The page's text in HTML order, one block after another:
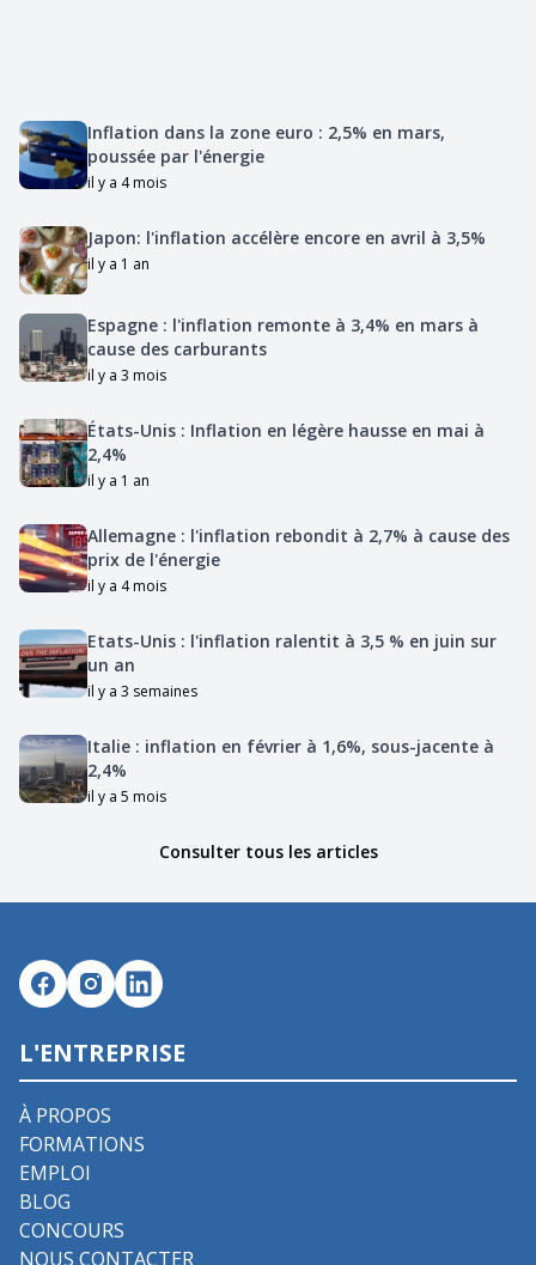
Inflation dans la zone euro : 2,5% en mars,
poussée par l'énergie
il y a 4 mois
Japon: l'inflation accélère encore en avril à 3,5%
il y a 1 an
Espagne : l'inflation remonte à 3,4% en mars à
cause des carburants
il y a 3 mois
États-Unis : Inflation en légère hausse en mai à
2,4%
il y a 1 an
Allemagne : l'inflation rebondit à 2,7% à cause des
prix de l'énergie
il y a 4 mois
Etats-Unis : l'inflation ralentit à 3,5 % en juin sur
un an
il y a 3 semaines
Italie : inflation en février à 1,6%, sous-jacente à
2,4%
il y a 5 mois
Consulter tous les articles
L'ENTREPRISE
À PROPOS
FORMATIONS
EMPLOI
BLOG
CONCOURS
NOUS CONTACTER